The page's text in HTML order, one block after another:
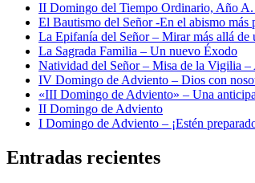
II Domingo del Tiempo Ordinario, Año A.
El Bautismo del Señor -En el abismo más
La Epifanía del Señor – Mirar más allá de
La Sagrada Familia – Un nuevo Éxodo
Natividad del Señor – Misa de la Vigilia –
IV Domingo de Adviento – Dios con
«III Domingo de Adviento» – Una
II Domingo de Adviento
I Domingo de Adviento – ¡Estén
Entradas recientes